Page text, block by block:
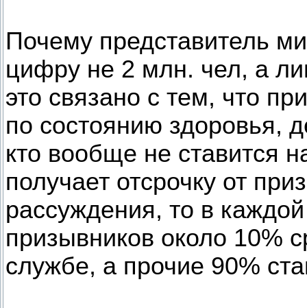
Почему представитель
цифру не 2 млн. чел, а
это связано с тем, что
по состоянию здоровья,
кто вообще не ставится
получает отсрочку от
рассуждения, то в каждой
призывников около 10%
службе, а прочие 90%